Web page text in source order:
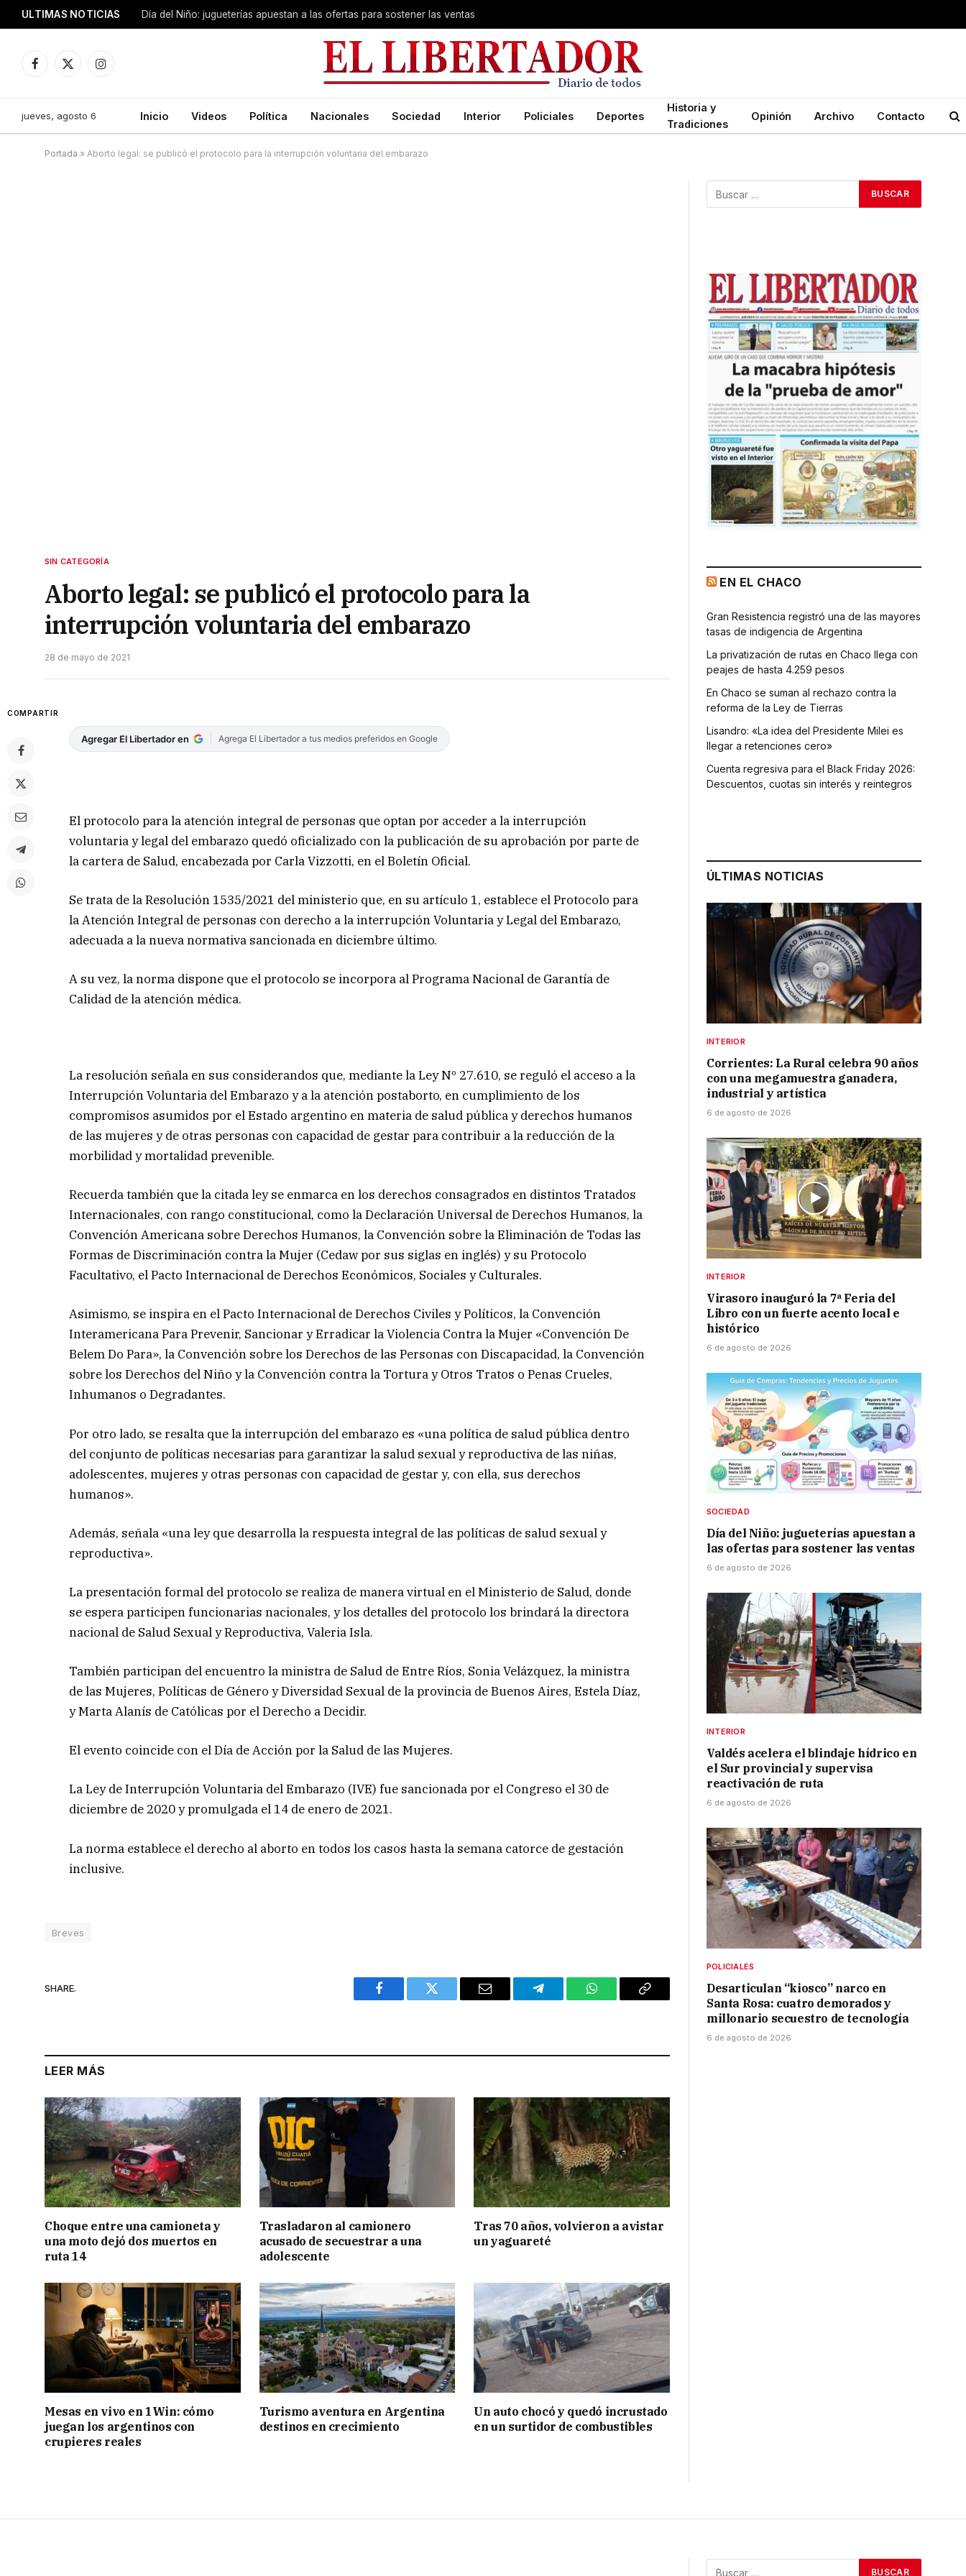
ULTIMAS NOTICIAS Día del Niño: jugueterías apuestan a las ofertas para sostener las ventas
Facebook
X
Instagram
jueves, agosto 6 Inicio Videos Política Nacionales Sociedad Interior Policiales Deportes
Historia y
Tradiciones
Opinión Archivo Contacto
Portada » Aborto legal: se publicó el protocolo para la interrupción voluntaria del embarazo
SIN CATEGORÍA
Aborto legal: se publicó el protocolo para la
interrupción voluntaria del embarazo
28 de mayo de 2021
COMPARTIR
Agregar El Libertador en Agrega El Libertador a tus medios preferidos en Google
El protocolo para la atención integral de personas que optan por acceder a la interrupción
voluntaria y legal del embarazo quedó oficializado con la publicación de su aprobación por parte de
la cartera de Salud, encabezada por Carla Vizzotti, en el Boletín Oficial.
Se trata de la Resolución 1535/2021 del ministerio que, en su artículo 1, establece el Protocolo para
la Atención Integral de personas con derecho a la interrupción Voluntaria y Legal del Embarazo,
adecuada a la nueva normativa sancionada en diciembre último.
A su vez, la norma dispone que el protocolo se incorpora al Programa Nacional de Garantía de
Calidad de la atención médica.
La resolución señala en sus considerandos que, mediante la Ley Nº 27.610, se reguló el acceso a la
Interrupción Voluntaria del Embarazo y a la atención postaborto, en cumplimiento de los
compromisos asumidos por el Estado argentino en materia de salud pública y derechos humanos
de las mujeres y de otras personas con capacidad de gestar para contribuir a la reducción de la
morbilidad y mortalidad prevenible.
Recuerda también que la citada ley se enmarca en los derechos consagrados en distintos Tratados
Internacionales, con rango constitucional, como la Declaración Universal de Derechos Humanos, la
Convención Americana sobre Derechos Humanos, la Convención sobre la Eliminación de Todas las
Formas de Discriminación contra la Mujer (Cedaw por sus siglas en inglés) y su Protocolo
Facultativo, el Pacto Internacional de Derechos Económicos, Sociales y Culturales.
Asimismo, se inspira en el Pacto Internacional de Derechos Civiles y Políticos, la Convención
Interamericana Para Prevenir, Sancionar y Erradicar la Violencia Contra la Mujer «Convención De
Belem Do Para», la Convención sobre los Derechos de las Personas con Discapacidad, la Convención
sobre los Derechos del Niño y la Convención contra la Tortura y Otros Tratos o Penas Crueles,
Inhumanos o Degradantes.
Por otro lado, se resalta que la interrupción del embarazo es «una política de salud pública dentro
del conjunto de políticas necesarias para garantizar la salud sexual y reproductiva de las niñas,
adolescentes, mujeres y otras personas con capacidad de gestar y, con ella, sus derechos
humanos».
Además, señala «una ley que desarrolla la respuesta integral de las políticas de salud sexual y
reproductiva».
La presentación formal del protocolo se realiza de manera virtual en el Ministerio de Salud, donde
se espera participen funcionarias nacionales, y los detalles del protocolo los brindará la directora
nacional de Salud Sexual y Reproductiva, Valeria Isla.
También participan del encuentro la ministra de Salud de Entre Ríos, Sonia Velázquez, la ministra
de las Mujeres, Políticas de Género y Diversidad Sexual de la provincia de Buenos Aires, Estela Díaz,
y Marta Alanís de Católicas por el Derecho a Decidir.
El evento coincide con el Día de Acción por la Salud de las Mujeres.
La Ley de Interrupción Voluntaria del Embarazo (IVE) fue sancionada por el Congreso el 30 de
diciembre de 2020 y promulgada el 14 de enero de 2021.
La norma establece el derecho al aborto en todos los casos hasta la semana catorce de gestación
inclusive.
Breves
SHARE.
Facebook Twitter Email Telegram WhatsAppCopy
LEER MÁS
Choque entre una camioneta y
una moto dejó dos muertos en
ruta 14
Trasladaron al camionero
acusado de secuestrar a una
adolescente
Tras 70 años, volvieron a avistar
un yaguareté
Mesas en vivo en 1Win: cómo
juegan los argentinos con
crupieres reales
Turismo aventura en Argentina
destinos en crecimiento
Un auto chocó y quedó incrustado
en un surtidor de combustibles
EN EL CHACO
Gran Resistencia registró una de las mayores
tasas de indigencia de Argentina
La privatización de rutas en Chaco llega con
peajes de hasta 4.259 pesos
En Chaco se suman al rechazo contra la
reforma de la Ley de Tierras
Lisandro: «La idea del Presidente Milei es
llegar a retenciones cero»
Cuenta regresiva para el Black Friday 2026:
Descuentos, cuotas sin interés y reintegros
ÚLTIMAS NOTICIAS
INTERIOR
Corrientes: La Rural celebra 90 años
con una megamuestra ganadera,
industrial y artística
6 de agosto de 2026
INTERIOR
Virasoro inauguró la 7ª Feria del
Libro con un fuerte acento local e
histórico
6 de agosto de 2026
SOCIEDAD
Día del Niño: jugueterías apuestan a
las ofertas para sostener las ventas
6 de agosto de 2026
INTERIOR
Valdés acelera el blindaje hídrico en
el Sur provincial y supervisa
reactivación de ruta
6 de agosto de 2026
POLICIALES
Desarticulan “kiosco” narco en
Santa Rosa: cuatro demorados y
millonario secuestro de tecnología
6 de agosto de 2026